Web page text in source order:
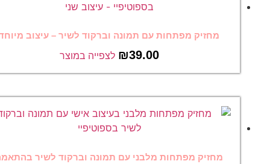
מחזיק מפתחות עם תמונה וברקוד לשיר – עיצוב מיוחד
₪39.00 לצפייה במוצר
מחזיק מפתחות מלבני עם תמונה וברקוד לשיר בהתאמה